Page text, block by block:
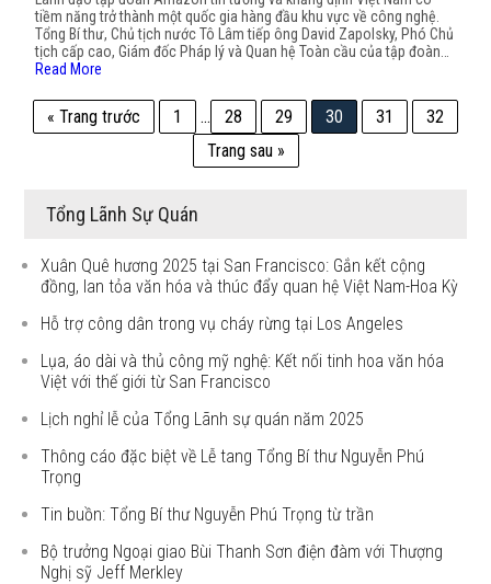
tiềm năng trở thành một quốc gia hàng đầu khu vực về công nghệ.
Tổng Bí thư, Chủ tịch nước Tô Lâm tiếp ông David Zapolsky, Phó Chủ
tịch cấp cao, Giám đốc Pháp lý và Quan hệ Toàn cầu của tập đoàn…
Read More
« Trang trước 1 … 28 29 30 31
32
Trang sau »
Tổng Lãnh Sự Quán
Xuân Quê hương 2025 tại San Francisco: Gắn kết cộng
đồng, lan tỏa văn hóa và thúc đẩy quan hệ Việt Nam-Hoa Kỳ
Hỗ trợ công dân trong vụ cháy rừng tại Los Angeles
Lụa, áo dài và thủ công mỹ nghệ: Kết nối tinh hoa văn hóa
Việt với thế giới từ San Francisco
Lịch nghỉ lễ của Tổng Lãnh sự quán năm 2025
Thông cáo đặc biệt về Lễ tang Tổng Bí thư Nguyễn Phú
Trọng
Tin buồn: Tổng Bí thư Nguyễn Phú Trọng từ trần
Bộ trưởng Ngoại giao Bùi Thanh Sơn điện đàm với Thượng
Nghị sỹ Jeff Merkley